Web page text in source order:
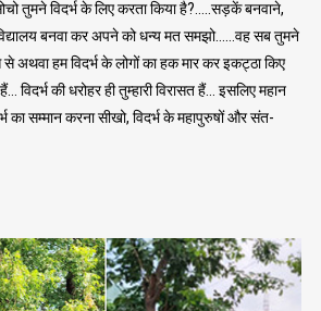
तुमने विदर्भ के लिए करता किया है?…..सड़कें बनवाने,
बनवा कर अपने को धन्य मत समझो……वह सब तुमने
से अथवा हम विदर्भ के लोगों का हक मार कर इकट्ठा किए
की धरोहर ही तुम्हारी विरासत हैं… इसलिए महान
का सम्मान करना सीखो, विदर्भ के महापुरुषों और संत-